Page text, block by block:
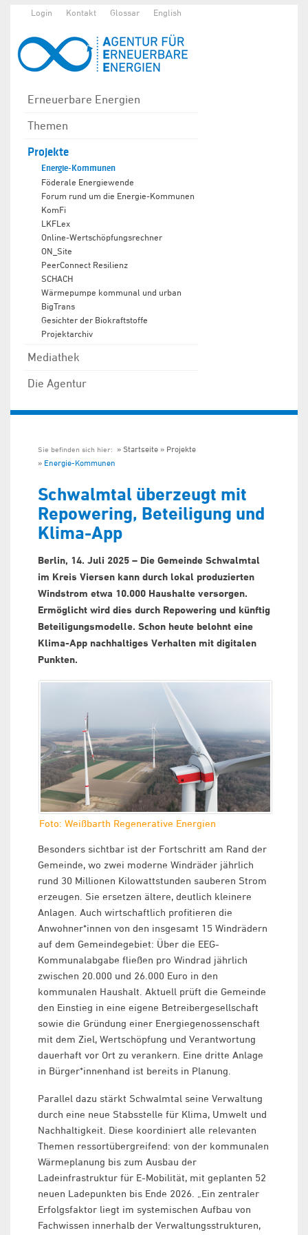
Login Kontakt Glossar English
Erneuerbare Energien
Themen
Projekte
Energie-Kommunen
Föderale Energiewende
Forum rund um die Energie-Kommunen
KomFi
LKFLex
Online-Wertschöpfungsrechner
ON_Site
PeerConnect Resilienz
SCHACH
Wärmepumpe kommunal und urban
BigTrans
Gesichter der Biokraftstoffe
Projektarchiv
Mediathek
Die Agentur
Sie befinden sich hier: Startseite
Projekte
Energie-Kommunen
Schwalmtal überzeugt mit
Repowering, Beteiligung und
Klima-App
Berlin, 14. Juli 2025 – Die Gemeinde Schwalmtal
im Kreis Viersen kann durch lokal produzierten
Windstrom etwa 10.000 Haushalte versorgen.
Ermöglicht wird dies durch Repowering und künftig
Beteiligungsmodelle. Schon heute belohnt eine
Klima-App nachhaltiges Verhalten mit digitalen
Punkten.
Foto: Weißbarth Regenerative Energien
Besonders sichtbar ist der Fortschritt am Rand der
Gemeinde, wo zwei moderne Windräder jährlich
rund 30 Millionen Kilowattstunden sauberen Strom
erzeugen. Sie ersetzen ältere, deutlich kleinere
Anlagen. Auch wirtschaftlich profitieren die
Anwohner*innen von den insgesamt 15 Windrädern
auf dem Gemeindegebiet: Über die EEG-
Kommunalabgabe fließen pro Windrad jährlich
zwischen 20.000 und 26.000 Euro in den
kommunalen Haushalt. Aktuell prüft die Gemeinde
den Einstieg in eine eigene Betreibergesellschaft
sowie die Gründung einer Energiegenossenschaft
mit dem Ziel, Wertschöpfung und Verantwortung
dauerhaft vor Ort zu verankern. Eine dritte Anlage
in Bürger*innenhand ist bereits in Planung.
Parallel dazu stärkt Schwalmtal seine Verwaltung
durch eine neue Stabsstelle für Klima, Umwelt und
Nachhaltigkeit. Diese koordiniert alle relevanten
Themen ressortübergreifend: von der kommunalen
Wärmeplanung bis zum Ausbau der
Ladeinfrastruktur für E-Mobilität, mit geplanten 52
neuen Ladepunkten bis Ende 2026. „Ein zentraler
Erfolgsfaktor liegt im systemischen Aufbau von
Fachwissen innerhalb der Verwaltungsstrukturen,